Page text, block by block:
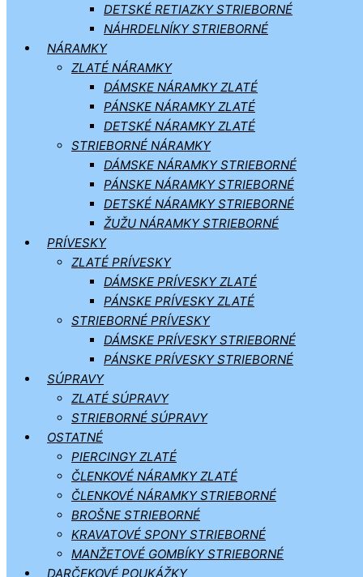
DETSKÉ RETIAZKY STRIEBORNÉ
NÁHRDELNÍKY STRIEBORNÉ
NÁRAMKY
ZLATÉ NÁRAMKY
DÁMSKE NÁRAMKY ZLATÉ
PÁNSKE NÁRAMKY ZLATÉ
DETSKÉ NÁRAMKY ZLATÉ
STRIEBORNÉ NÁRAMKY
DÁMSKE NÁRAMKY STRIEBORNÉ
PÁNSKE NÁRAMKY STRIEBORNÉ
DETSKÉ NÁRAMKY STRIEBORNÉ
ŽUŽU NÁRAMKY STRIEBORNÉ
PRÍVESKY
ZLATÉ PRÍVESKY
DÁMSKE PRÍVESKY ZLATÉ
PÁNSKE PRÍVESKY ZLATÉ
STRIEBORNÉ PRÍVESKY
DÁMSKE PRÍVESKY STRIEBORNÉ
PÁNSKE PRÍVESKY STRIEBORNÉ
SÚPRAVY
ZLATÉ SÚPRAVY
STRIEBORNÉ SÚPRAVY
OSTATNÉ
PIERCINGY ZLATÉ
ČLENKOVÉ NÁRAMKY ZLATÉ
ČLENKOVÉ NÁRAMKY STRIEBORNÉ
BROŠNE STRIEBORNÉ
KRAVATOVÉ SPONY STRIEBORNÉ
MANŽETOVÉ GOMBÍKY STRIEBORNÉ
DARČEKOVÉ POUKÁŽKY